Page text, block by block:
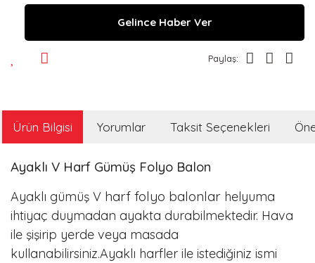
Gelince Haber Ver
Paylaş:
Ürün Bilgisi Yorumlar Taksit Seçenekleri
Ayaklı V Harf Gümüş Folyo Balon
Ayaklı gümüş V harf folyo balonlar helyuma
ihtiyaç duymadan ayakta durabilmektedir. Hava
ile şişirip yerde veya masada
kullanabilirsiniz.Ayaklı harfler ile istediğiniz ismi